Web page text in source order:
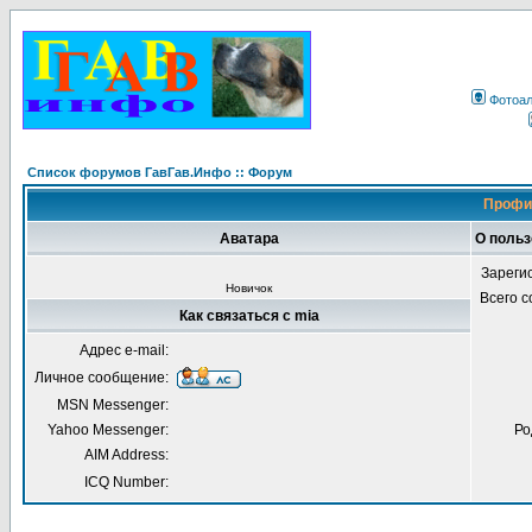
Список форумов ГавГав.Инфо :: Форум
Аватара О
Новичок
Всего
Как связаться с mia
Адрес e-mail:
Личное сообщение:
MSN Messenger:
Yahoo Messenger:
AIM Address:
ICQ Number: